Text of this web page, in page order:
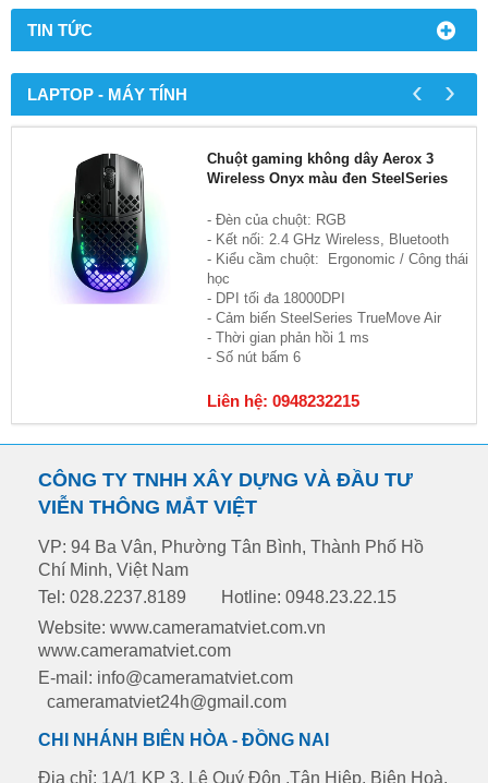
TIN TỨC
LAPTOP - MÁY TÍNH
Chuột gaming không dây Aerox 3
Wireless Onyx màu đen SteelSeries
- Đèn của chuột: RGB
- Kết nối: 2.4 GHz Wireless, Bluetooth
- Kiểu cầm chuột: Ergonomic / Công thái
học
- DPI tối đa 18000DPI
- Cảm biến SteelSeries TrueMove Air
- Thời gian phản hồi 1 ms
- Số nút bấm 6
Liên hệ: 0948232215
‹ ›
CÔNG TY TNHH XÂY DỰNG VÀ ĐẦU TƯ
VIỄN THÔNG MẮT VIỆT
VP: 94 Ba Vân, Phường Tân Bình, Thành Phố Hồ
Chí Minh, Việt Nam
Tel: 028.2237.8189
Hotline: 0948.23.22.15
Website: www.cameramatviet.com.vn
www.cameramatviet.com
E-mail: info@cameramatviet.com
cameramatviet24h@gmail.com
CHI NHÁNH BIÊN HÒA - ĐỒNG NAI
Địa chỉ: 1A/1 KP 3, Lê Quý Đôn ,Tân Hiệp, Biên Hoà,